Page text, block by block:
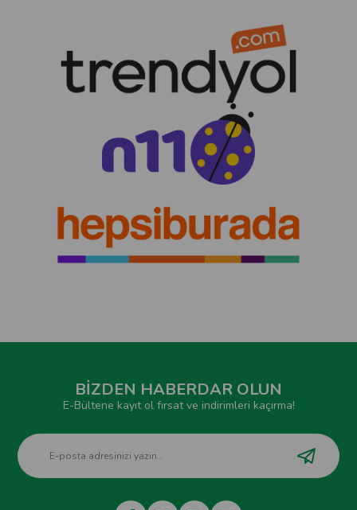
BİZDEN HABERDAR OLUN
E-Bültene kayıt ol fırsat ve indirimleri kaçırma!